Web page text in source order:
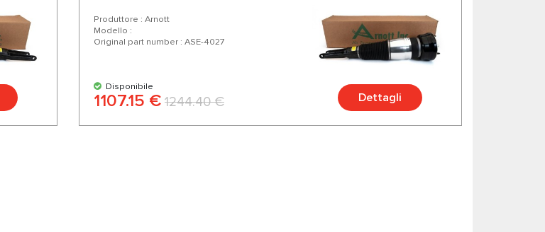
Produttore : Arnott
Modello :
Original part number : ASE-4027
Disponibile
1107.15 € 1244.40 € Dettagli